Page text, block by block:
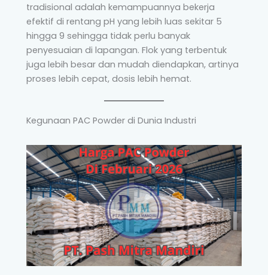
tradisional adalah kemampuannya bekerja
efektif di rentang pH yang lebih luas sekitar 5
hingga 9 sehingga tidak perlu banyak
penyesuaian di lapangan. Flok yang terbentuk
juga lebih besar dan mudah diendapkan, artinya
proses lebih cepat, dosis lebih hemat.
Kegunaan PAC Powder di Dunia Industri